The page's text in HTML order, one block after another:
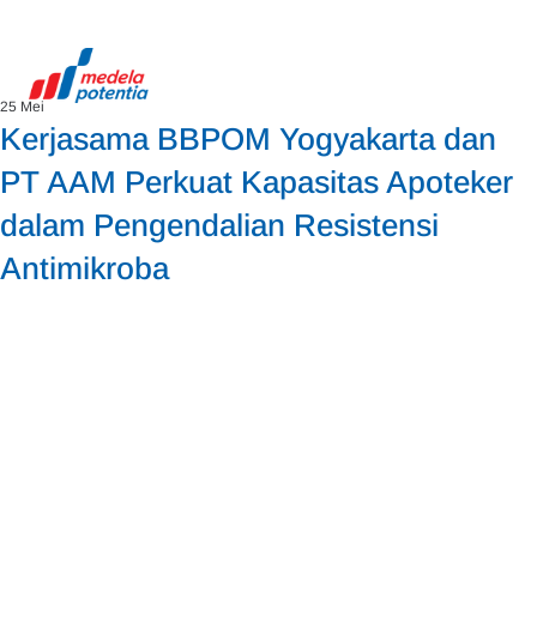
Kerjasama BBPOM Yogyakarta dan
PT AAM Perkuat Kapasitas Apoteker
dalam Pengendalian Resistensi
Antimikroba
25 Mei